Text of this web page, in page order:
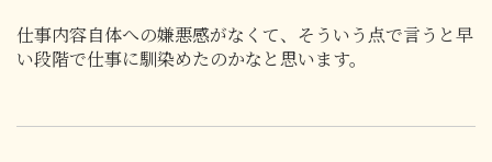
仕事内容自体への嫌悪感がなくて、そういう点で言うと早
い段階で仕事に馴染めたのかなと思います。